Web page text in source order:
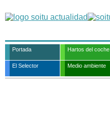
Portada Hartos del coche
El Selector Medio ambiente